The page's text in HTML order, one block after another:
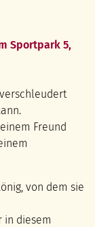
Sportpark 5,
Freund
von dem sie
in diesem